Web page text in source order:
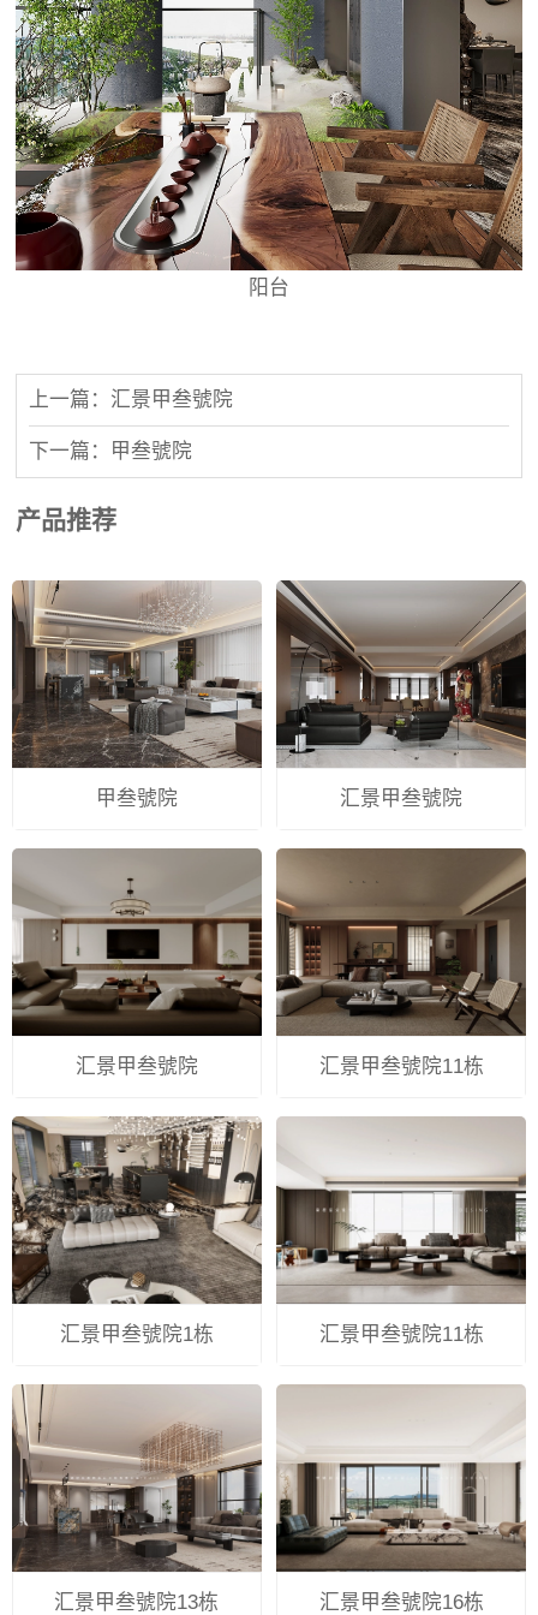
阳台
上一篇：汇景甲叁號院
下一篇：甲叁號院
产品推荐
甲叁號院 汇景甲叁號院
汇景甲叁號院 汇景甲叁號院11栋
汇景甲叁號院1栋 汇景甲叁號院11栋
汇景甲叁號院13栋 汇景甲叁號院16栋